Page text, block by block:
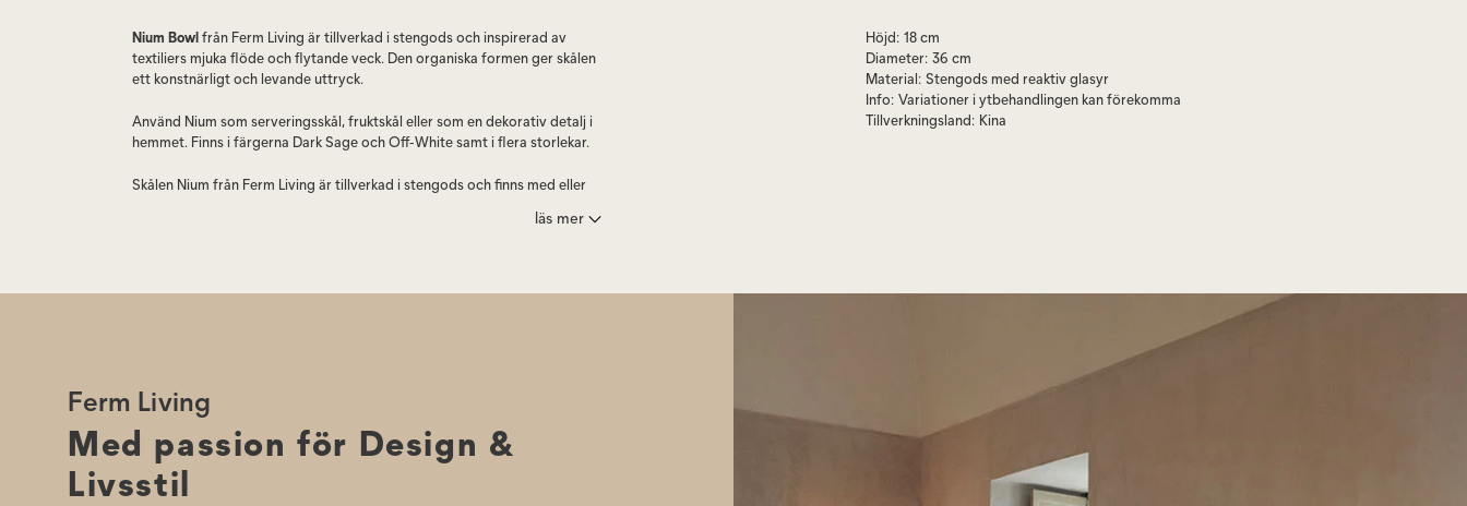
Nium Bowlfrån Ferm Living är tillverkad i stengods och inspirerad av
textiliers mjuka flöde och flytande veck. Den organiska formen ger skålen
ett konstnärligt och levande uttryck.
Använd Nium som serveringsskål, fruktskål eller som en dekorativ detalj i
hemmet. Finns i färgerna Dark Sage och Off-White samt i flera storlekar.
Skålen Nium från Ferm Living är tillverkad i stengods och finns med eller
läs mer
Höjd: 18 cm
Diameter: 36 cm
Material: Stengods med reaktiv glasyr
Info: Variationer i ytbehandlingen kan förekomma
Tillverkningsland: Kina
Ferm Living
Med passion för Design &
Livsstil